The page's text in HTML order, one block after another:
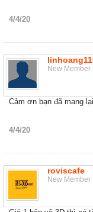
4/4/20
New Member
Cảm ơn bạn đã mang
4/4/20
roviscafe
New Member